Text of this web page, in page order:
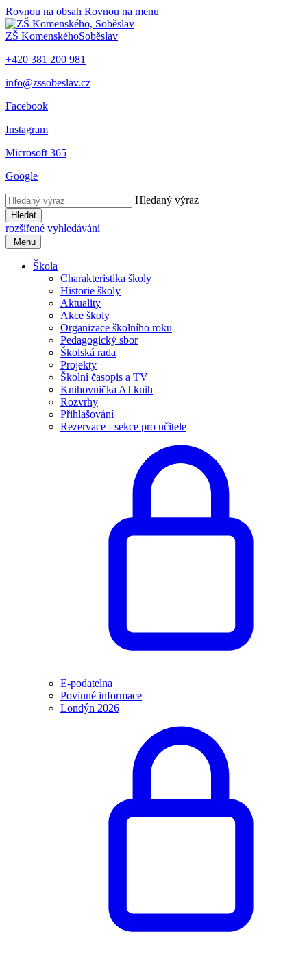
Rovnou na obsah Rovnou na menu
ZŠ KomenskéhoSoběslav
+420 381 200 981
info@zssobeslav.cz
Facebook
Instagram
Microsoft 365
Google
Hledaný výraz
Hledat
rozšířené vyhledávání
Menu
Škola
Charakteristika školy
Historie školy
Aktuality
Akce školy
Organizace školního roku
Pedagogický sbor
Školská rada
Projekty
Školní časopis a TV
Knihovnička AJ knih
Rozvrhy
Přihlašování
Rezervace - sekce pro učitele
E-podatelna
Povinné informace
Londýn 2026